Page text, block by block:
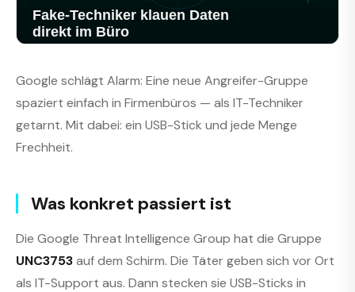
Google schlägt Alarm: Eine neue Angreifer-Gruppe
spaziert einfach in Firmenbüros — als IT-Techniker
getarnt. Mit dabei: ein USB-Stick und jede Menge
Frechheit.
Was konkret passiert ist
Die Google Threat Intelligence Group hat die Gruppe
UNC3753auf dem Schirm. Die Täter geben sich vor Ort
als IT-Support aus. Dann stecken sie USB-Sticks in